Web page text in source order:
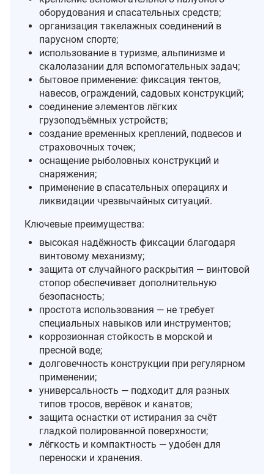
оборудования и спасательных средств;
организация такелажных соединений в
парусном спорте;
использование в туризме, альпинизме и
скалолазании для вспомогательных задач;
бытовое применение: фиксация тентов,
навесов, ограждений, садовых конструкций;
соединение элементов лёгких
грузоподъёмных устройств;
создание временных креплений, подвесов и
страховочных точек;
оснащение рыболовных конструкций и
снаряжения;
применение в спасательных операциях и
ликвидации чрезвычайных ситуаций.
Ключевые преимущества:
высокая надёжность фиксации благодаря
винтовому механизму;
защита от случайного раскрытия — винтовой
стопор обеспечивает дополнительную
безопасность;
простота использования — не требует
специальных навыков или инструментов;
коррозионная стойкость в морской и
пресной воде;
долговечность конструкции при регулярном
применении;
универсальность — подходит для разных
типов тросов, верёвок и канатов;
защита оснастки от истирания за счёт
гладкой полированной поверхности;
лёгкость и компактность — удобен для
переноски и хранения.